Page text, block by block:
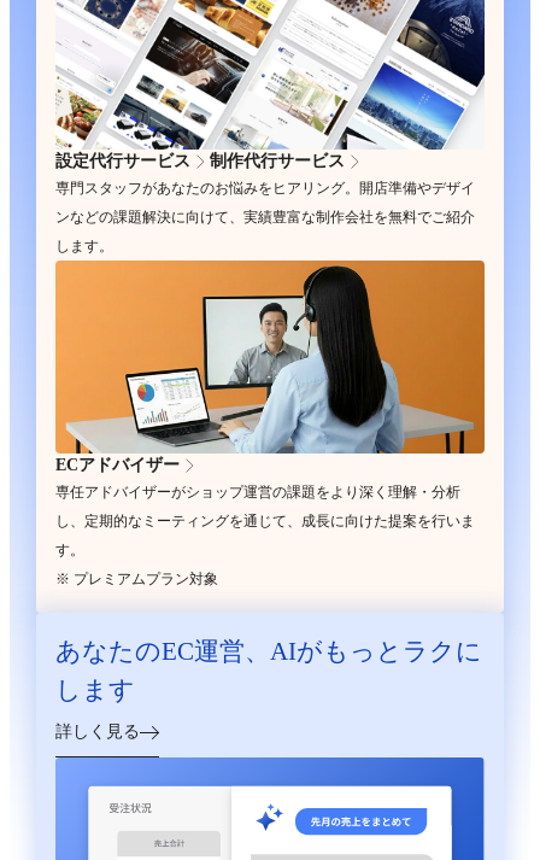
設定代行サービス 制作代行サービス
専門スタッフがあなたのお悩みをヒアリング。開店準備やデザイ
ンなどの課題解決に向けて、実績豊富な制作会社を無料でご紹介
します。
ECアドバイザー
専任アドバイザーがショップ運営の課題をより深く理解・分析
し、定期的なミーティングを通じて、成長に向けた提案を行いま
す。
※ プレミアムプラン対象
あなたのEC運営、 AIがもっとラクに
します
詳しく見る